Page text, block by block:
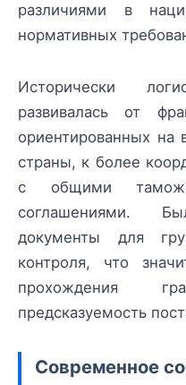
различиями в
нормативных
Исторически
развивалась от
ориентированных на
страны, к более
с общими
соглашениями.
документы для
контроля, что
прохождения
предсказуемость
Современное